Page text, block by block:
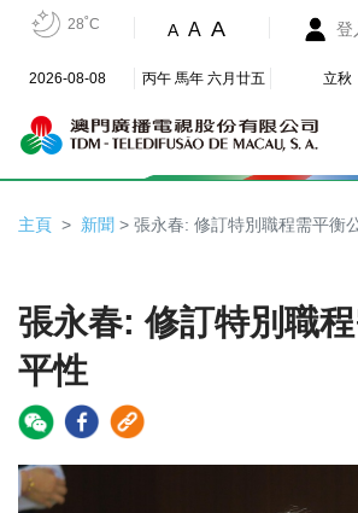
28˚C A A A 登
2026-08-08 丙午 馬年 六月廿五 立秋
主頁 新聞 > 張永春: 修訂特別職程需平衡
張永春: 修訂特別職
平性